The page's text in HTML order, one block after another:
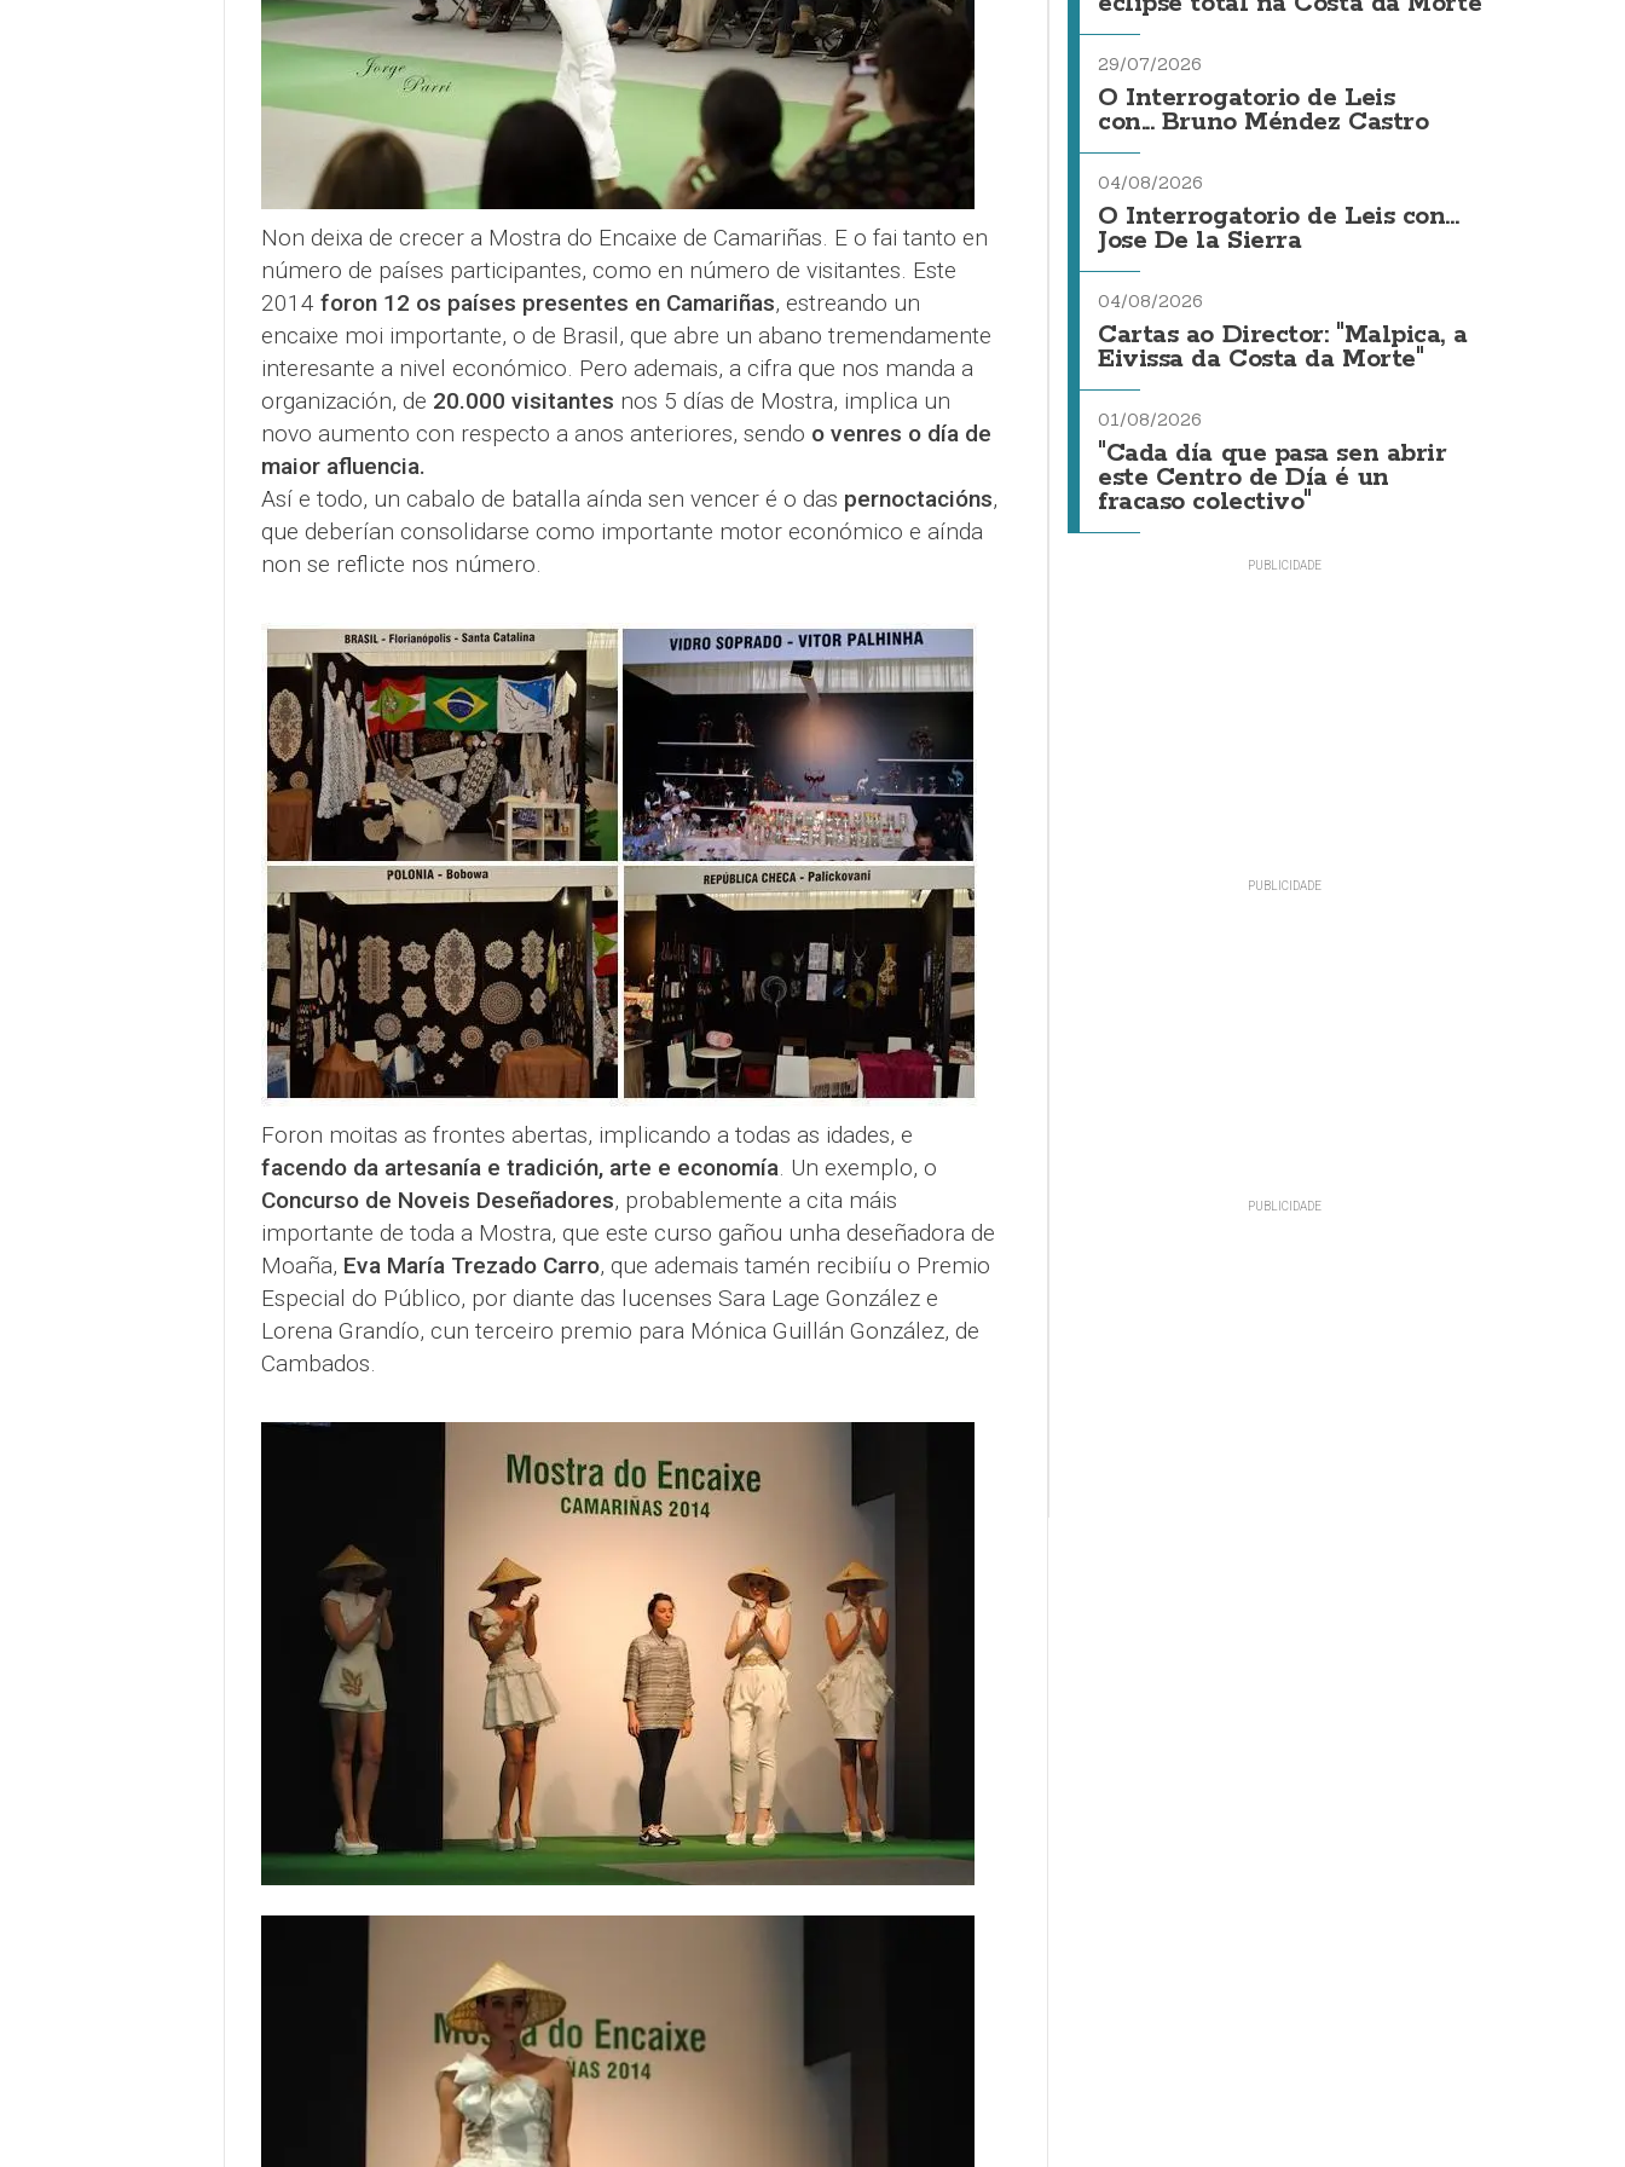
Non deixa de crecer a Mostra do Encaixe de Camariñas. E o fai tanto en
número de países participantes, como en número de visitantes. Este
2014 foron 12 os países presentes en Camariñas, estreando un
encaixe moi importante, o de Brasil, que abre un abano tremendamente
interesante a nivel económico. Pero ademais, a cifra que nos manda a
organización, de 20.000 visitantes nos 5 días de Mostra, implica un
novo aumento con respecto a anos anteriores, sendo o venres o día de
maior afluencia.
Así e todo, un cabalo de batalla aínda sen vencer é o das pernoctacións,
que deberían consolidarse como importante motor económico e aínda
non se reflicte nos número.
Foron moitas as frontes abertas, implicando a todas as idades, e
facendo da artesanía e tradición, arte e economía. Un exemplo, o
Concurso de Noveis Deseñadores, probablemente a cita máis
importante de toda a Mostra, que este curso gañou unha deseñadora de
Moaña, Eva María Trezado Carro, que ademais tamén recibiíu o Premio
Especial do Público, por diante das lucenses Sara Lage González e
Lorena Grandío, cun terceiro premio para Mónica Guillán González, de
Cambados.
29/07/2026
O Interrogatorio de Leis
con... Bruno Méndez Castro
04/08/2026
O Interrogatorio de Leis con...
Jose De la Sierra
04/08/2026
Cartas ao Director: "Malpica, a
Eivissa da Costa da Morte"
01/08/2026
"Cada día que pasa sen abrir
este Centro de Día é un
fracaso colectivo"